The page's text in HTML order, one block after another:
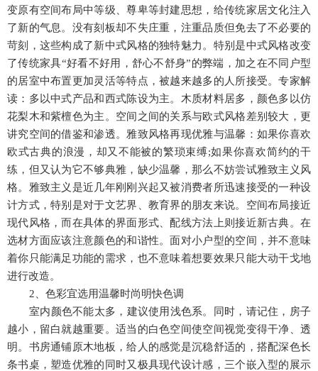
变原有空间布局中等级、尊卑等封建思想，给传统家居文化注入
了新的气息。没有刻板却不失庄重，注重品质但免去了不必要的
苛刻，这些构成了新中式风格的独特魅力。特别是中式风格改变
了传统家具“好看不好用，舒心不舒身”的弊端，加之在不同户型
的居室中布置更加灵活等特点，被越来越多的人所接受。专家解
读：多以中式产品和西式陈设为主。木质材料居多，颜色多以仿
花梨木和紫檀色为主。空间之间的关系与欧式风格差别较大，更
讲究空间的借鉴和渗透。雅致风格再现优雅与温馨：如果你喜欢
欧式古典的浪漫，却又不能被的繁琐束缚;如果你喜欢简约的干
练，但又认为它不够典雅，缺少温馨，那么不妨尝试雅致主义风
格。雅致主义是近几年刚刚兴起又被消费者所迅速接受的一种设
计方式，特别是对于文艺界、教育界的朋友来说。空间布局接近
现代风格，而在具体的界面形式、配线方法上则接近新古典。在
选材方面应该注意颜色的和谐性。面对小户型的空间，并不意味
着你只能满足功能的需求，也不意味着想要效果只能大动干戈地
进行改造。
2 、色彩宜选用温馨时尚明快色调
室内颜色不能太多，建议使用浅色系。同时，请记住，房子
越小，留白就越重要。适当的白色空间使空间视觉变得干净、透
明。书房通铺原木地板，给人的感觉是沉稳舒适的，搭配深色长
条书桌，塑造优雅的同时又极具现代设计感，三个嵌入型的展示